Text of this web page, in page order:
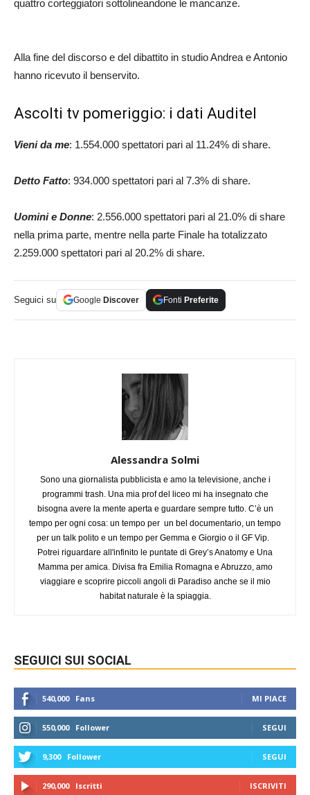
quattro corteggiatori sottolineandone le mancanze.
Alla fine del discorso e del dibattito in studio Andrea e Antonio
hanno ricevuto il benservito.
Ascolti tv pomeriggio: i dati Auditel
Vieni da me: 1.554.000 spettatori pari al 11.24% di share.
Detto Fatto: 934.000 spettatori pari al 7.3% di share.
Uomini e Donne: 2.556.000 spettatori pari al 21.0% di share
nella prima parte, mentre nella parte Finale ha totalizzato
2.259.000 spettatori pari al 20.2% di share.
Seguici su Google Discover Fonti Preferite
Alessandra Solmi
Sono una giornalista pubblicista e amo la televisione, anche i
programmi trash. Una mia prof del liceo mi ha insegnato che
bisogna avere la mente aperta e guardare sempre tutto. C’è un
tempo per ogni cosa: un tempo per un bel documentario, un tempo
per un talk polito e un tempo per Gemma e Giorgio o il GF Vip.
Potrei riguardare all'infinito le puntate di Grey’s Anatomy e Una
Mamma per amica. Divisa fra Emilia Romagna e Abruzzo, amo
viaggiare e scoprire piccoli angoli di Paradiso anche se il mio
habitat naturale è la spiaggia.
SEGUICI SUI SOCIAL
540,000 Fans MI PIACE
550,000 Follower SEGUI
9,300 Follower SEGUI
290,000 Iscritti ISCRIVITI